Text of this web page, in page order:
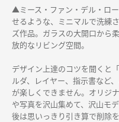
▲ミース・ファン・デル・ロ
せるような、ミニマルで洗練
ズ作品。ガラスの大開口から
放的なリビング空間。
デザイン上達のコツを聞くと
ルダ、レイヤー、指示書など
が楽しくできません。オリジ
や写真を沢山集めて、沢山モ
後は思いっきり引き算で削除を